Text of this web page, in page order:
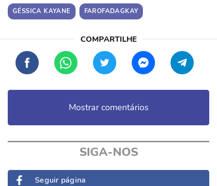
GÉSSICA KAYANE FAROFADAGKAY
Mostrar comentários
SIGA-NOS
Seguir página